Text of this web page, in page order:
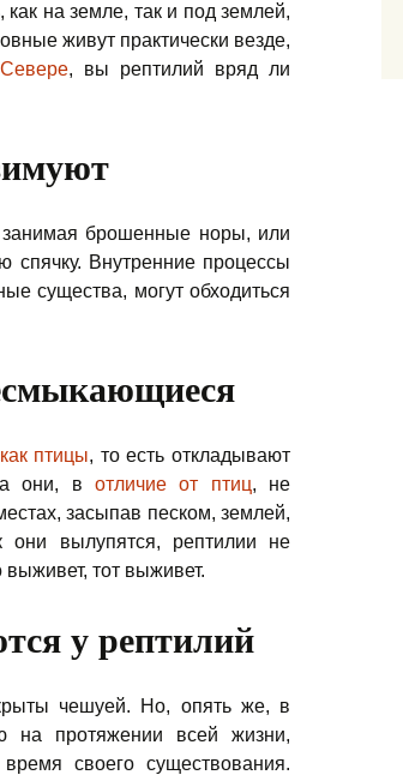
на земле, так и под землей,
живут практически везде,
Севере, вы рептилий вряд ли
брошенные норы, или
спячку. Внутренние процессы
существа, могут обходиться
как птицы, то есть откладывают
они, в отличие от птиц, не
засыпав песком, землей,
они вылупятся, рептилии не
тот выживет.
у рептилий
чешуей. Но, опять же, в
на протяжении всей жизни,
своего существования.